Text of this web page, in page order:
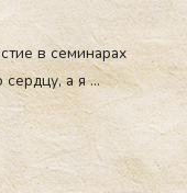
в семинарах
а я ...